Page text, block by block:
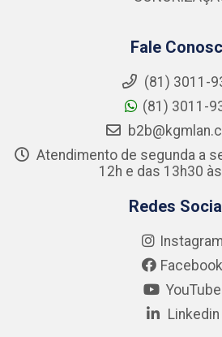
Fale
(81) 3011-
(81) 3011-
Atendimento de segunda a
12h e das 13h30
Redes
Instagram
Facebook
YouTube
Linkedin